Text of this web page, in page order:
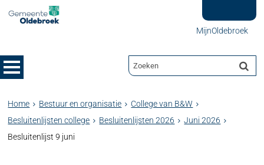
MijnOldebroek
Home Bestuur en organisatie
College van B&W
Besluitenlijsten college
Besluitenlijsten 2026
Juni 2026
Besluitenlijst 9 juni